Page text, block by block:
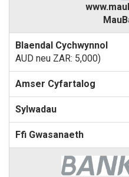
AUD neu ZAR: 5,000)